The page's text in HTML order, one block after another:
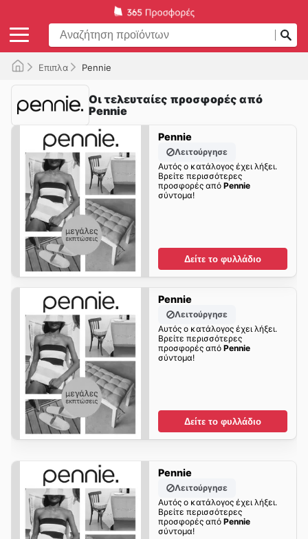
Επιπλα Pennie
Οι τελευταίες προσφορές από
Pennie
Pennie
Λειτούργησε
Αυτός ο κατάλογος έχει λήξει.
Βρείτε περισσότερες
προσφορές από Pennie
σύντομα!
Δείτε το φυλλάδιο
Pennie
Λειτούργησε
Αυτός ο κατάλογος έχει λήξει.
Βρείτε περισσότερες
προσφορές από Pennie
σύντομα!
Δείτε το φυλλάδιο
Pennie
Λειτούργησε
Αυτός ο κατάλογος έχει λήξει.
Βρείτε περισσότερες
προσφορές από Pennie
σύντομα!